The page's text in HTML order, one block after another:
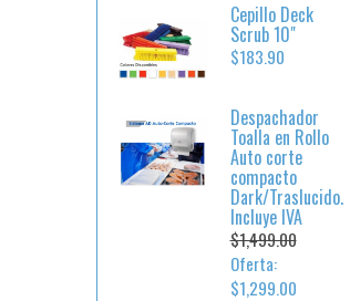
Cepillo Deck
Scrub 10"
$183.90
Despachador
Toalla en Rollo
Auto corte
compacto
Dark/Traslucido.
Incluye IVA
$1,499.00
Oferta:
$1,299.00